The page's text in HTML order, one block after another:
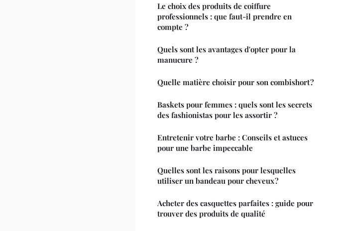
Le choix des produits de coiffure
professionnels : que faut-il prendre en
compte ?
Quels sont les avantages d'opter pour la
manucure ?
Quelle matière choisir pour son combishort ?
Baskets pour femmes : quels sont les secrets
des fashionistas pour les assortir ?
Entretenir votre barbe : Conseils et astuces
pour une barbe impeccable
Quelles sont les raisons pour lesquelles
utiliser un bandeau pour cheveux ?
Acheter des casquettes parfaites : guide pour
trouver des produits de qualité